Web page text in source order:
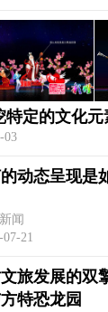
定的文化元
03
动态呈现是
闻
21
文旅发展的
特恐龙园